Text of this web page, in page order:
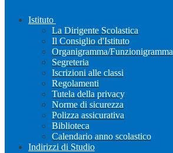
Istituto
La Dirigente Scolastica
Il Consiglio d'Istituto
Organigramma/Funzionigramma
Segreteria
Iscrizioni alle classi
Regolamenti
Tutela della privacy
Norme di sicurezza
Polizza assicurativa
Biblioteca
Calendario anno scolastico
Indirizzi di Studio